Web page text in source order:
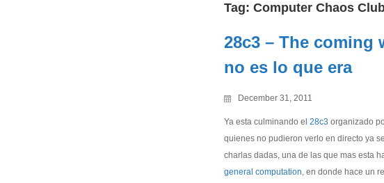
Tag: Computer Chaos
28c3 – The coming
no es lo que era
December 31, 2011
Ya esta culminando el 28c3 organizado
quienes no pudieron verlo en directo ya
charlas dadas, una de las que mas esta
general computation, en donde hace un